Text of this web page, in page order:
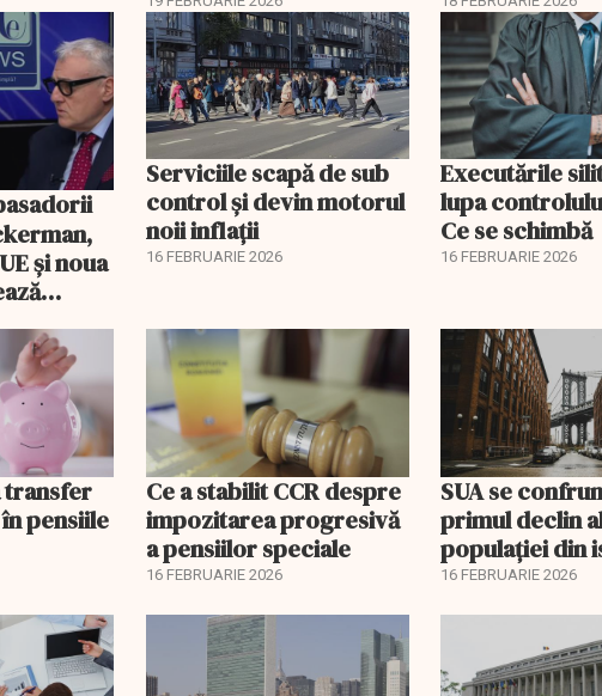
și noua
Serviciile scapă de sub
control și devin motorul
noii inflații
16 FEBRUARIE 2026
Executările
lupa
Ce se schimbă
16 FEBRUARIE 2026
transfer
pensiile
Ce a stabilit CCR despre
impozitarea progresivă
a pensiilor speciale
16 FEBRUARIE 2026
SUA se
primul declin
populației din
16 FEBRUARIE 2026